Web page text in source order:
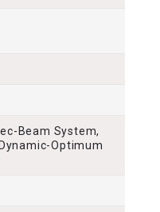
Beam System,
Optimum